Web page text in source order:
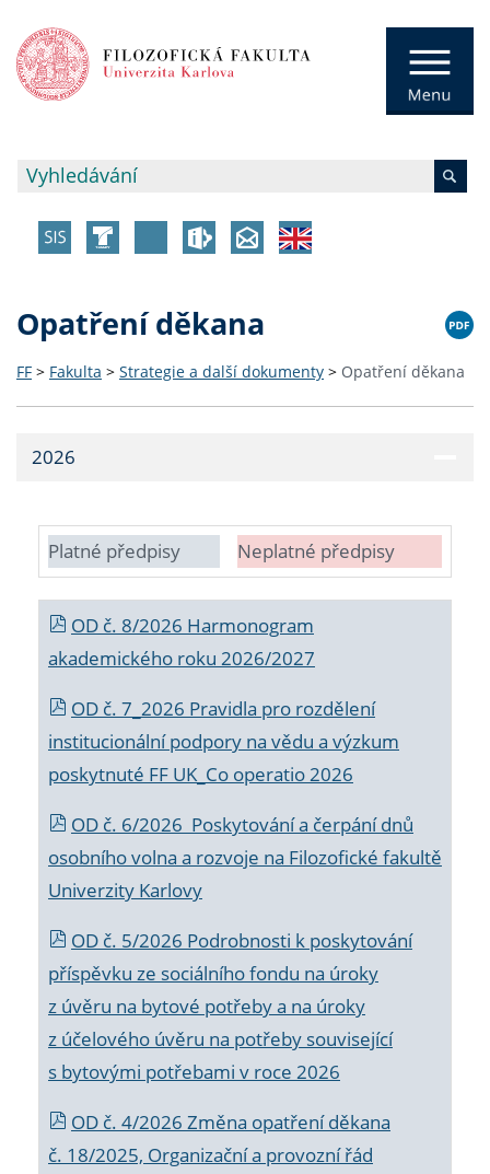
Opatření děkana
FF > Fakulta > Strategie a další dokumenty > Opatření děkana
2026
Platné předpisy Neplatné předpisy
OD č. 8/2026 Harmonogram
akademického roku 2026/2027
OD č. 7_2026 Pravidla pro rozdělení
institucionální podpory na vědu a výzkum
poskytnuté FF UK_Co operatio 2026
OD č. 6/2026 Poskytování a čerpání dnů
osobního volna a rozvoje na Filozofické fakultě
Univerzity Karlovy
OD č. 5/2026 Podrobnosti k poskytování
příspěvku ze sociálního fondu na úroky
z úvěru na bytové potřeby a na úroky
z účelového úvěru na potřeby související
s bytovými potřebami v roce 2026
OD č. 4/2026 Změna opatření děkana
č. 18/2025, Organizační a provozní řád